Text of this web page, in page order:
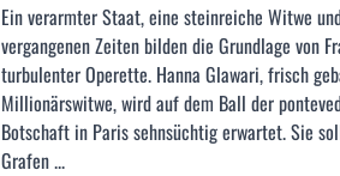
Ein verarmter Staat, eine steinreiche Witwe
vergangenen Zeiten bilden die Grundlage von
turbulenter Operette. Hanna Glawari, frisch
Millionärswitwe, wird auf dem Ball der
Botschaft in Paris sehnsüchtig erwartet. Sie
Grafen ...